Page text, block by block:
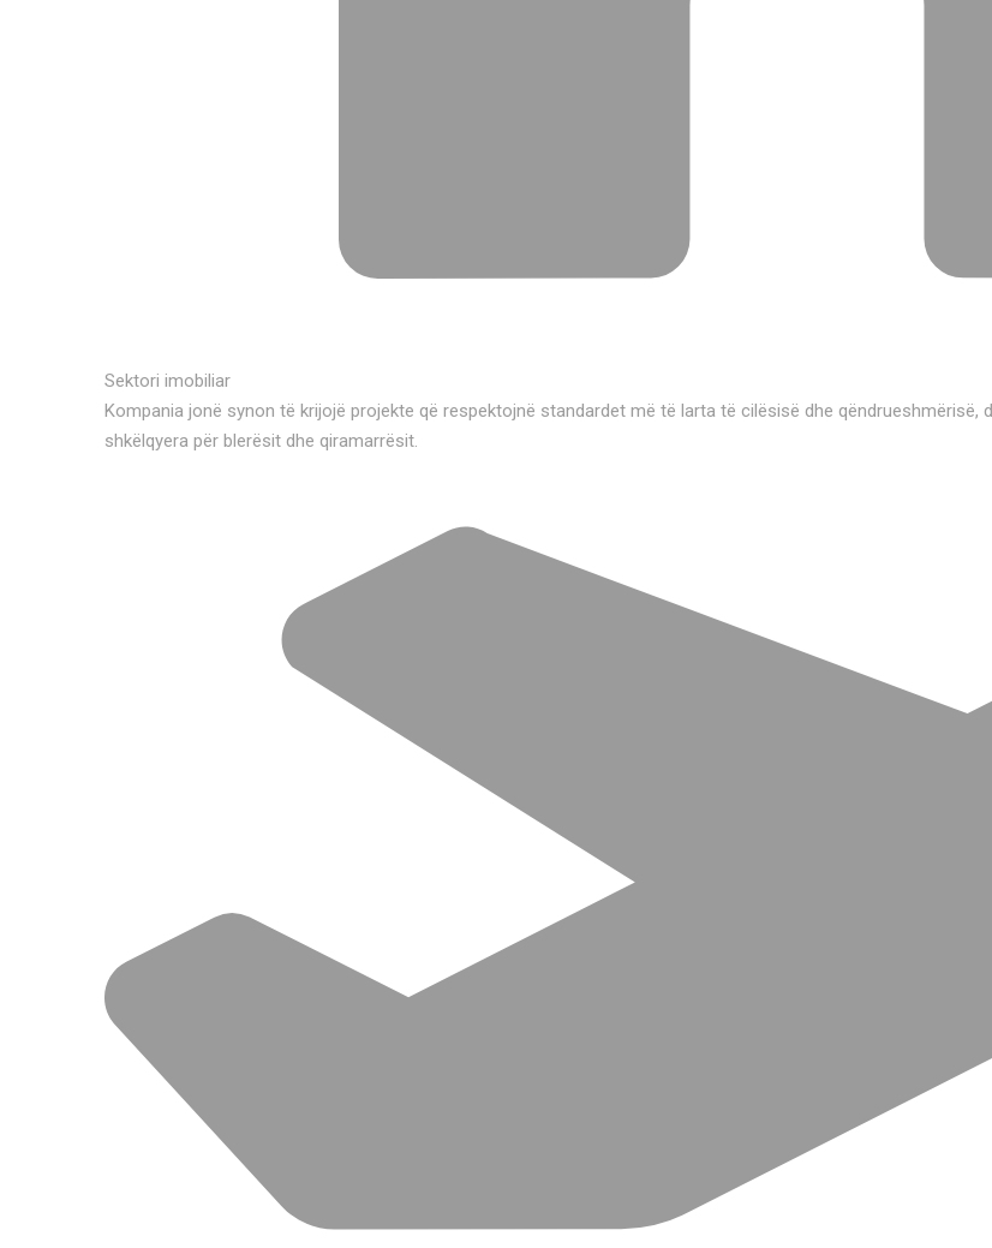
Sektori imobiliar
Kompania jonë synon të krijojë projekte që respektojnë standardet më të larta të cilësisë dhe
shkëlqyera për blerësit dhe qiramarrësit.